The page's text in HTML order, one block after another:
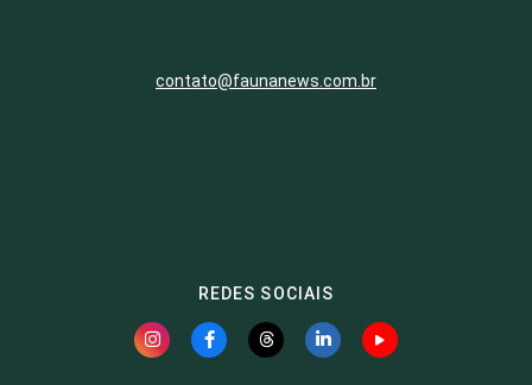
contato@faunanews.com.br
REDES SOCIAIS